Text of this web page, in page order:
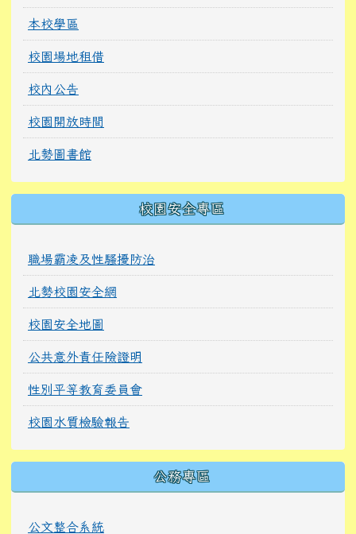
本校學區
校園場地租借
校內公告
校園開放時間
北勢圖書館
校園安全專區
職場霸凌及性騷擾防治
北勢校園安全網
校園安全地圖
公共意外責任險證明
性別平等教育委員會
校園水質檢驗報告
公務專區
公文整合系統